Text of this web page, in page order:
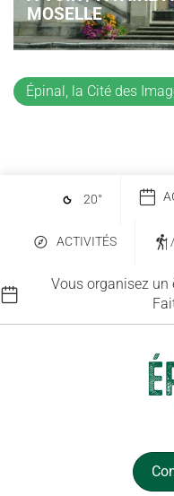
MOSELLE
Épinal, la Cité des
20°
ACTIVITÉS /
Vous organisez un